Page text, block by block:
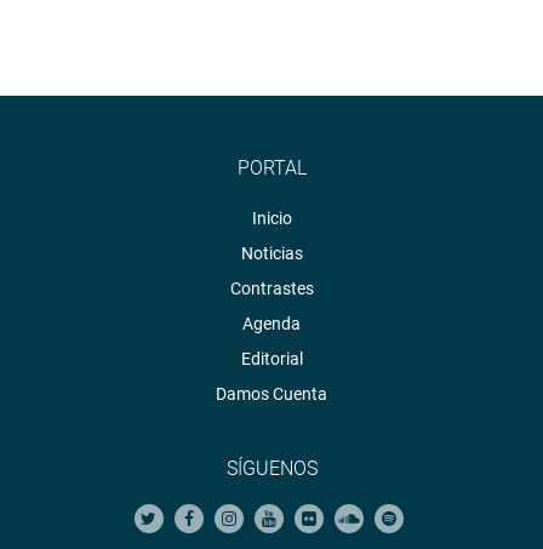
PORTAL
Inicio
Noticias
Contrastes
Agenda
Editorial
Damos Cuenta
SÍGUENOS